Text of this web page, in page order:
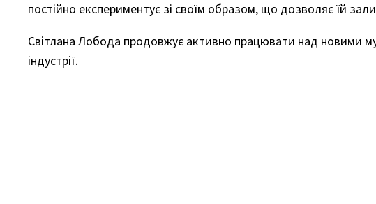
постійно експериментує зі своїм образом, що дозволяє їй
Світлана Лобода продовжує активно працювати над новими
індустрії.